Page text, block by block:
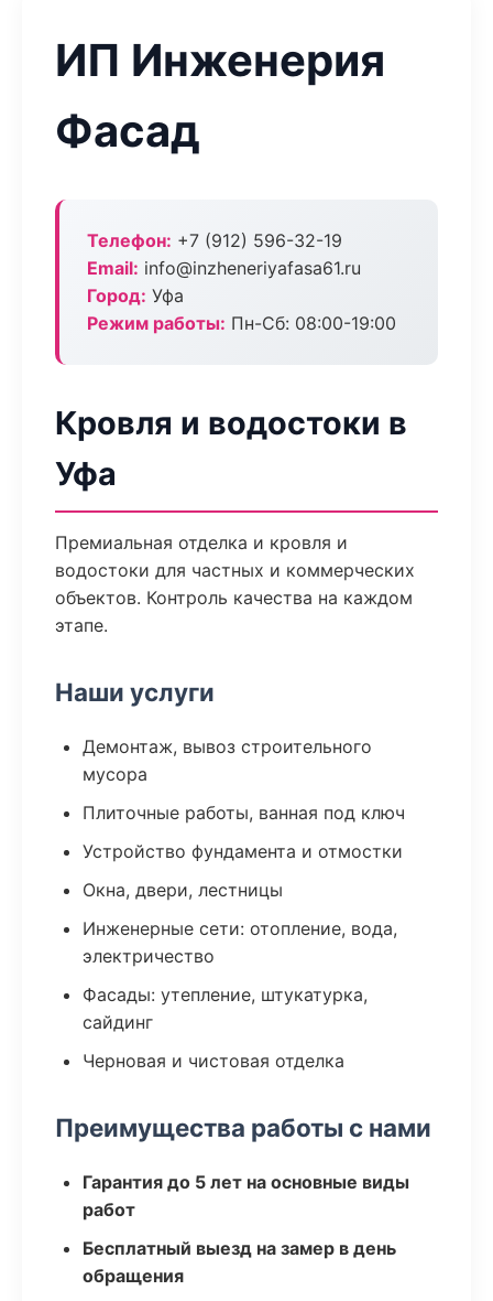
ИП Инженерия
Фасад
Телефон: +7 (912) 596-32-19
Email: info@inzheneriyafasa61.ru
Город: Уфа
Режим работы: Пн-Сб: 08:00-19:00
Кровля и водостоки в
Уфа
Премиальная отделка и кровля и
водостоки для частных и коммерческих
объектов. Контроль качества на каждом
этапе.
Наши услуги
Демонтаж, вывоз строительного
мусора
Плиточные работы, ванная под ключ
Устройство фундамента и отмостки
Окна, двери, лестницы
Инженерные сети: отопление, вода,
электричество
Фасады: утепление, штукатурка,
сайдинг
Черновая и чистовая отделка
Преимущества работы с нами
Гарантия до 5 лет на основные виды
работ
Бесплатный выезд на замер в день
обращения